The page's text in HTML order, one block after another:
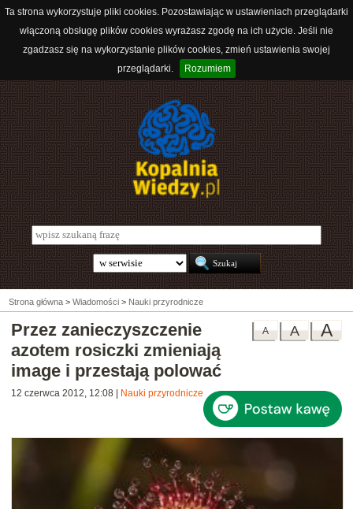
Ta strona wykorzystuje pliki cookies. Pozostawiając w ustawieniach przeglądarki
włączoną obsługę plików cookies wyrażasz zgodę na ich użycie. Jeśli nie
zgadzasz się na wykorzystanie plików cookies, zmień ustawienia swojej
przeglądarki.
Rozumiem
Strona główna > Wiadomości > Nauki przyrodnicze
A
A
A
Przez zanieczyszczenie
azotem rosiczki zmieniają
image i przestają polować
12 czerwca 2012, 12:08 Nauki przyrodnicze